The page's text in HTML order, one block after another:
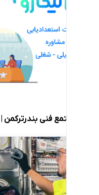
فنی بندرترکمن| مشاهده همه